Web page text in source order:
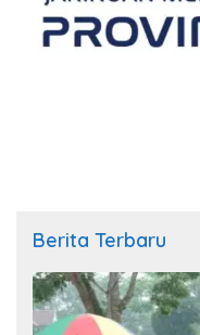
Berita Terbaru